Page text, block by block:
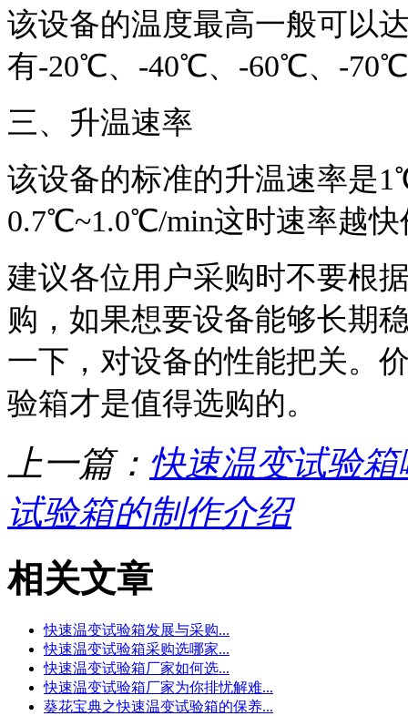
该设备的温度最高一般可以
有-20℃、-40℃、-60℃、-70℃
三、升温速率
该设备的标准的升温速率是
0.7℃~1.0℃/min这时速率越快
建议各位用户采购时不要根
购，如果想要设备能够长期
一下，对设备的性能把关。
验箱才是值得选购的。
上一篇： 快速温变试验
试验箱的制作介绍
相关文章
快速温变试验箱发展与采购...
快速温变试验箱采购选哪家...
快速温变试验箱厂家如何选...
快速温变试验箱厂家为你排忧解难...
葵花宝典之快速温变试验箱的保养...